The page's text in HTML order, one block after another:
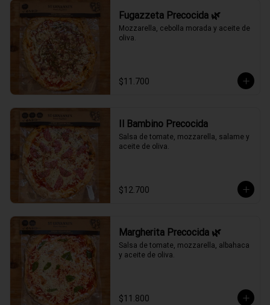
Fugazzeta Precocida 🌿
Mozzarella, cebolla morada y aceite de
oliva.
$11.700
Il Bambino Precocida
Salsa de tomate, mozzarella, salame y
aceite de oliva.
$12.700
Margherita Precocida 🌿
Salsa de tomate, mozzarella, albahaca
y aceite de oliva.
$11.800